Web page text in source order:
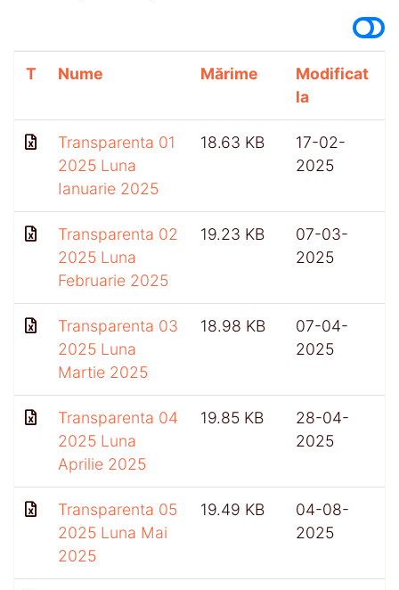
T Nume Mărime
Modificat
la
Transparenta 01
2025 Luna
Ianuarie 2025
18.63 KB
17-02-
2025
Transparenta 02
2025 Luna
Februarie 2025
19.23 KB
07-03-
2025
Transparenta 03
2025 Luna
Martie 2025
18.98 KB
07-04-
2025
Transparenta 04
2025 Luna
Aprilie 2025
19.85 KB
28-04-
2025
Transparenta 05
2025 Luna Mai
2025
19.49 KB
04-08-
2025